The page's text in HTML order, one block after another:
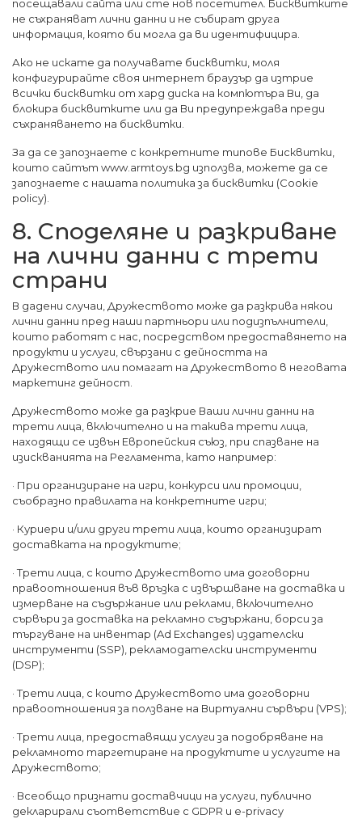
посещавали сайта или сте нов посетител. Бисквитките
не съхраняват лични данни и не събират друга
информация, която би могла да ви идентифицира.
Ако не искате да получавате бисквитки, моля
конфигурирайте своя интернет браузър да изтрие
всички бисквитки от хард диска на компютъра Ви, да
блокира бисквитките или да Ви предупреждава преди
съхраняването на бисквитки.
За да се запознаете с конкретните типове Бисквитки,
които сайтът www.armtoys.bg използва, можете да се
запознаете с нашата политика за бисквитки (Cookie
policy).
8. Споделяне и разкриване
на лични данни с трети
страни
В дадени случаи, Дружеството може да разкрива някои
лични данни пред наши партньори или подизпълнители,
които работят с нас, посредством предоставянето на
продукти и услуги, свързани с дейността на
Дружеството или помагат на Дружеството в неговата
маркетинг дейност.
Дружеството може да разкрие Ваши лични данни на
трети лица, включително и на такива трети лица,
находящи се извън Европейския съюз, при спазване на
изискванията на Регламента, като например:
· При организиране на игри, конкурси или промоции,
съобразно правилата на конкретните игри;
· Куриери и/или други трети лица, които организират
доставката на продуктите;
· Трети лица, с които Дружеството има договорни
правоотношения във връзка с извършване на доставка и
измерване на съдържание или реклами, включително
сървъри за доставка на рекламно съдържани, борси за
търгуване на инвентар (Ad Exchanges) издателски
инструменти (SSP), рекламодателски инструменти
(DSP);
· Трети лица, с които Дружеството има договорни
правоотношения за ползване на Виртуални сървъри (VPS);
· Трети лица, предоставящи услуги за подобряване на
рекламното таргетиране на продуктите и услугите на
Дружеството;
· Всеобщо признати доставчици на услуги, публично
декларирали съответствие с GDPR и e-privacy